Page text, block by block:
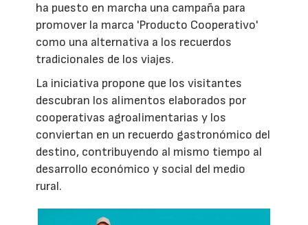
ha puesto en marcha una campaña para
promover la marca 'Producto Cooperativo'
como una alternativa a los recuerdos
tradicionales de los viajes.
La iniciativa propone que los visitantes
descubran los alimentos elaborados por
cooperativas agroalimentarias y los
conviertan en un recuerdo gastronómico del
destino, contribuyendo al mismo tiempo al
desarrollo económico y social del medio
rural.